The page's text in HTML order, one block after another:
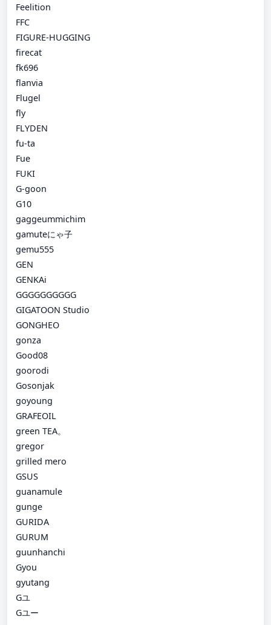
Feelition
FFC
FIGURE-HUGGING
firecat
fk696
flanvia
Flugel
fly
FLYDEN
fu-ta
Fue
FUKI
G-goon
G10
gaggeummichim
gamuteにゃ子
gemu555
GEN
GENKAi
GGGGGGGGGG
GIGATOON Studio
GONGHEO
gonza
Good08
goorodi
Gosonjak
goyoung
GRAFEOIL
green TEA。
gregor
grilled mero
GSUS
guanamule
gunge
GURIDA
GURUM
guunhanchi
Gyou
gyutang
Gユ
Gユー